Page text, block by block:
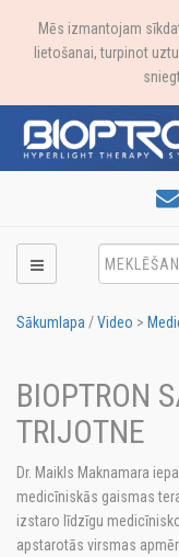
Mēs izmantojam
lietošanai, turpinot
Sākumlapa /Video >
BIOPTRON
TRIJOTNE
Dr. Maikls Maknamara
medicīniskās gaismas
izstaro līdzīgu
apstarotās virsmas